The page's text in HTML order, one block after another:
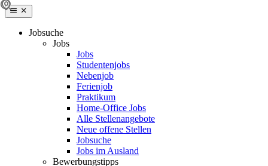
Jobsuche
Jobs
Jobs
Studentenjobs
Nebenjob
Ferienjob
Praktikum
Home-Office Jobs
Alle Stellenangebote
Neue offene Stellen
Jobsuche
Jobs im Ausland
Bewerbungstipps